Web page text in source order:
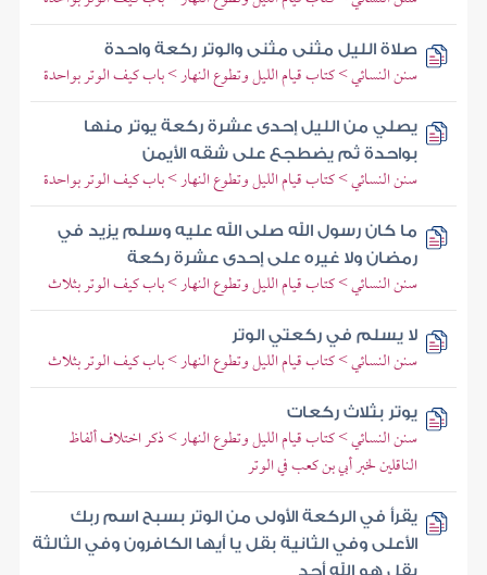
صلاة الليل مثنى مثنى والوتر ركعة واحدة
سنن النسائي > كتاب قيام الليل وتطوع النهار > باب كيف الوتر بواحدة
يصلي من الليل إحدى عشرة ركعة يوتر منها
بواحدة ثم يضطجع على شقه الأيمن
سنن النسائي > كتاب قيام الليل وتطوع النهار > باب كيف الوتر بواحدة
ما كان رسول الله صلى الله عليه وسلم يزيد في
رمضان ولا غيره على إحدى عشرة ركعة
سنن النسائي > كتاب قيام الليل وتطوع النهار > باب كيف الوتر بثلاث
لا يسلم في ركعتي الوتر
سنن النسائي > كتاب قيام الليل وتطوع النهار > باب كيف الوتر بثلاث
يوتر بثلاث ركعات
سنن النسائي > كتاب قيام الليل وتطوع النهار > ذكر اختلاف ألفاظ
الناقلين لخبر أبي بن كعب في الوتر
يقرأ في الركعة الأولى من الوتر بسبح اسم ربك
الأعلى وفي الثانية بقل يا أيها الكافرون وفي الثالثة
بقل هو الله أحد